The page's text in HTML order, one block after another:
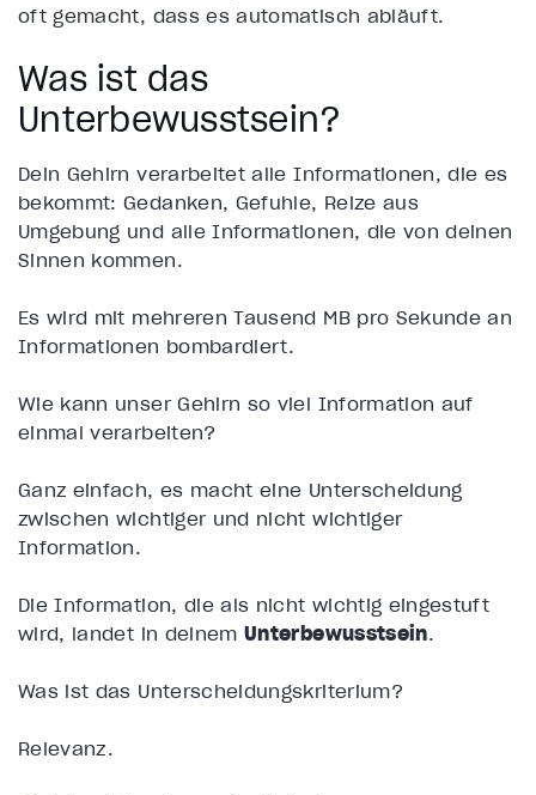
oft gemacht, dass es automatisch abläuft.
Was ist das
Unterbewusstsein?
Dein Gehirn verarbeitet alle Informationen, die es
bekommt: Gedanken, Gefühle, Reize aus
Umgebung und alle Informationen, die von deinen
Sinnen kommen.
Es wird mit mehreren Tausend MB pro Sekunde an
Informationen bombardiert.
Wie kann unser Gehirn so viel Information auf
einmal verarbeiten?
Ganz einfach, es macht eine Unterscheidung
zwischen wichtiger und nicht wichtiger
Information.
Die Information, die als nicht wichtig eingestuft
wird, landet in deinemUnterbewusstsein.
Was ist das Unterscheidungskriterium?
Relevanz.